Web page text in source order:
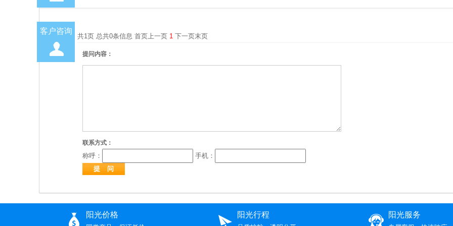
客户咨询
共1页 总共0条信息 首页上一页 1 下一页末页
提问内容：
联系方式：
称呼： 手机：
阳光价格 阳光行程 阳光服务